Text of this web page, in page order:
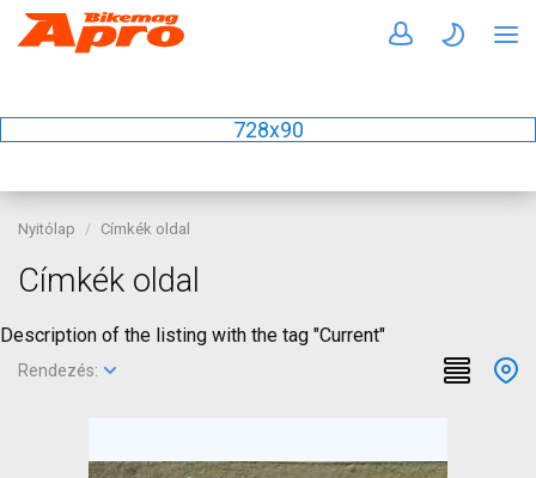
728x90
Nyitólap Címkék oldal
Címkék oldal
Description of the listing with the tag "Current"
Rendezés: